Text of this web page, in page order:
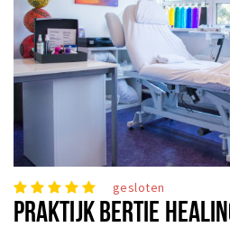
gesloten
PRAKTIJK BERTIE